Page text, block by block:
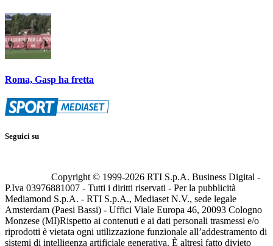
Roma, Gasp ha fretta
Seguici su
Copyright © 1999-2026 RTI S.p.A. Business Digital -
P.Iva 03976881007 - Tutti i diritti riservati - Per la pubblicità
Mediamond S.p.A. - RTI S.p.A., Mediaset N.V., sede legale
Amsterdam (Paesi Bassi) - Uffici Viale Europa 46, 20093 Cologno
Monzese (MI)Rispetto ai contenuti e ai dati personali trasmessi e/o
riprodotti è vietata ogni utilizzazione funzionale all’addestramento di
sistemi di intelligenza artificiale generativa. È altresì fatto divieto